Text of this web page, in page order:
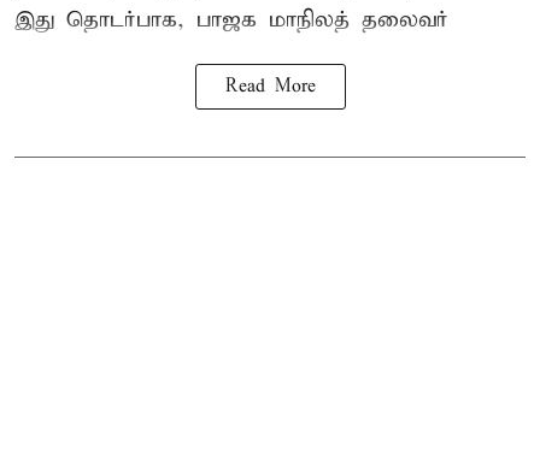
இது தொடர்பாக, பாஜக மாநிலத் தலைவர்
Read More